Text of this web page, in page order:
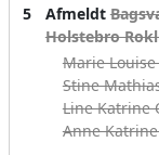
5 Afmeldt
Holstebro
Marie
Stine
Line Katrine
Anne